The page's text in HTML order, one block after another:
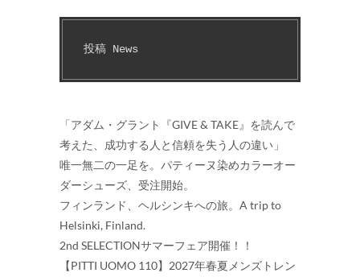
投稿 News
「アダム・グラント『GIVE & TAKE』を読んで
考えた、成功する人と信頼を失う人の違い」
唯一無二の一足を。パティーヌ染めカラーオー
ダーシューズ、受注開始。
フィンランド、ヘルシンキへの旅。A trip to
Helsinki, Finland.
2nd SELECTIONサマーフェア開催！！
【PITTI UOMO 110】2027年春夏メンズトレン